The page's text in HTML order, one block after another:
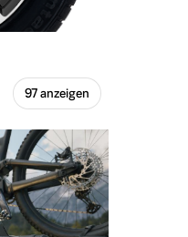
97 anzeigen